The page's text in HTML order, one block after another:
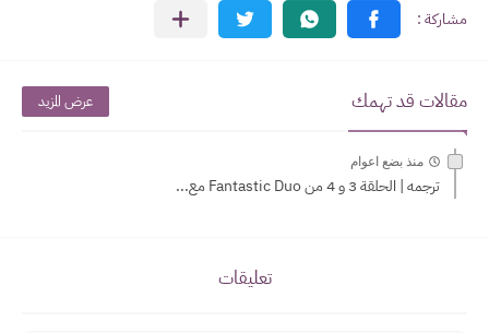
مقالات قد تهمك عرض المزيد
منذ بضع اعوام
ترجمه | الحلقة 3 و 4 من Fantastic Duo مع...
تعليقات